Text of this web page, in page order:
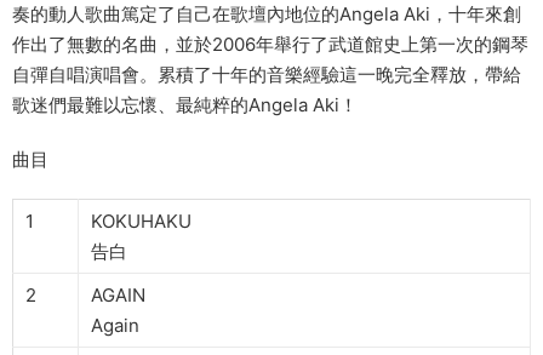
奏的動人歌曲篤定了自己在歌壇內地位的Angela Aki，十年來創
作出了無數的名曲，並於2006年舉行了武道館史上第一次的鋼琴
自彈自唱演唱會。累積了十年的音樂經驗這一晚完全釋放，帶給
歌迷們最難以忘懷、最純粹的Angela Aki！
曲目
1
KOKUHAKU
告白
2
AGAIN
Again